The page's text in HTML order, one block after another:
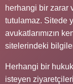
herhangi bir zarar
tutulamaz. Sitede
avukatlarımızın
sitelerindeki
Herhangi bir
isteyen